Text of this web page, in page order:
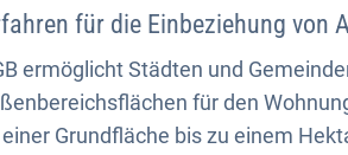
für die Einbeziehung von
ermöglicht Städten und
für den
Grundfläche bis zu einem